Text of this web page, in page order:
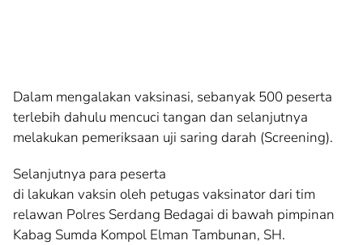
Dalam mengalakan vaksinasi, sebanyak 500 peserta
terlebih dahulu mencuci tangan dan selanjutnya
melakukan pemeriksaan uji saring darah (Screening).
Selanjutnya para peserta
di lakukan vaksin oleh petugas vaksinator dari tim
relawan Polres Serdang Bedagai di bawah pimpinan
Kabag Sumda Kompol Elman Tambunan, SH.